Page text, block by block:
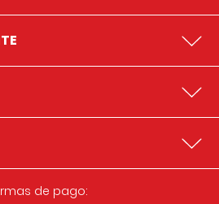
de pago: